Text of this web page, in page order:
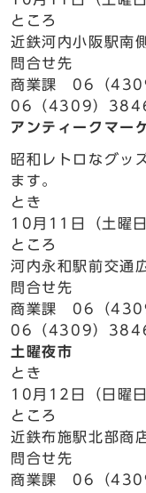
ところ
近鉄河内小阪駅南
問合せ先
商業課 06（
06（4309）
アンティークマー
昭和レトロなグッ
ます。
とき
10月11日（土曜
ところ
河内永和駅前交通
問合せ先
商業課 06（
06（4309）
土曜夜市
とき
10月12日（日曜
ところ
近鉄布施駅北部商
問合せ先
商業課 06（